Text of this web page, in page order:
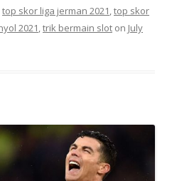
top skor liga jerman 2021,top skor
2021,trik bermain slot on July